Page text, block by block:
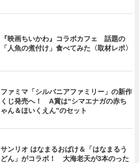
『映画ちいかわ』コラボカフェ 話題の
「人魚の煮付け」食べてみた〈取材レポ〉
ファミマ「シルバニアファミリー」の新作
くじ発売へ！ A賞は“シマエナガの赤ち
ゃん＆ほいくえん”のセット
サンリオ はなまるおばけ＆「はなまるう
どん」がコラボ！ 大海老天が3本のった